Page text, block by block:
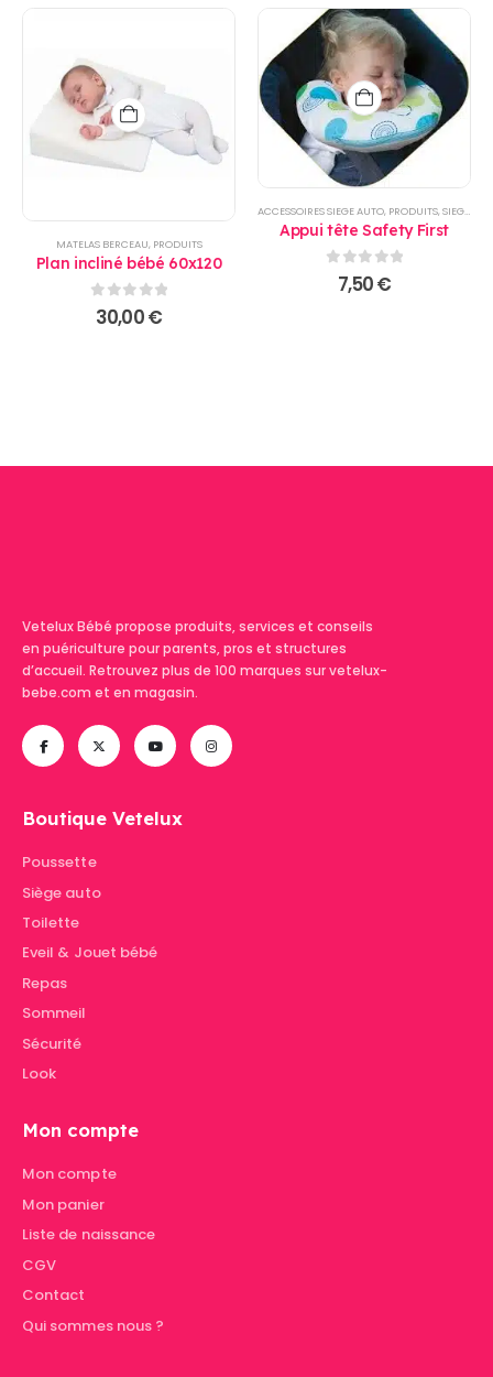
MATELAS BERCEAU, PRODUITS
Plan incliné bébé 60x120
0sur 5
30,00€
ACCESSOIRES SIEGE AUTO, PRODUITS,SIEGE AUTO
Appui tête Safety First
sur 5
7,50€
Vetelux Bébé propose produits, services et conseils
en puériculture pour parents, pros et structures
d’accueil. Retrouvez plus de 100 marques sur vetelux-
bebe.com et en magasin.
Boutique Vetelux
Poussette
Siège auto
Toilette
Eveil & Jouet bébé
Repas
Sommeil
Sécurité
Look
Mon compte
Mon compte
Mon panier
Liste de naissance
CGV
Contact
Qui sommes nous ?